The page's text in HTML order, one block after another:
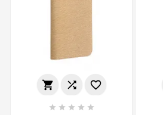
  
    